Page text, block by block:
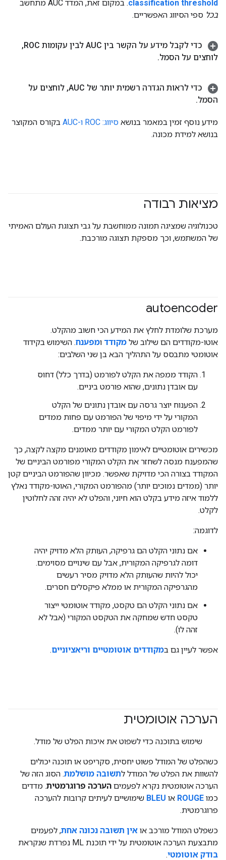
classification threshold. במקום זאת, המדד AUC מתחשב
בכל ספי הסיווג האפשריים.
כדי לקבל מידע על הקשר בין AUC לבין עקומות ROC
,
לוחצים על הסמל.
כדי לראות הגדרה רשמית יותר של AUC , לוחצים על
הסמל.
מידע נוסף זמין במאמר בנושא סיווג: ROC ו-AUC
בקורס המקוצר
בנושא למידת מכונה.
מציאות רבודה
טכנולוגיה שמציגה תמונה ממוחשבת על גבי תצוגת העולם האמיתי
של המשתמש, וכך מספקת תצוגה מורכבת.
autoencoder
מערכת שלומדת לחלץ את המידע הכי חשוב מהקלט.
אוטו-מקודדים הם שילוב של מקודד ומפענח. השימוש בקידוד
אוטומטי מתבסס על התהליך הבא בן שני השלבים:
הקודד ממפה את הקלט לפורמט (בדרך כלל) דחוס
עם אובדן נתונים, שהוא פורמט ביניים.
הפענוח יוצר גרסה עם אובדן נתונים של הקלט
המקורי על ידי מיפוי של הפורמט עם פחות ממדים
לפורמט הקלט המקורי עם יותר ממדים.
מכשירים אוטומטיים לאימון מקודדים מאומנים מקצה לקצה, כך
שהמפענח מנסה לשחזר את הקלט המקורי מפורמט הביניים של
המקודד בצורה הכי מדויקת שאפשר. מכיוון שהפורמט הביניים קטן
יותר (ממדים נמוכים יותר) מהפורמט המקורי, האוטו-מקודד נאלץ
ללמוד איזה מידע בקלט הוא חיוני, והפלט לא יהיה זהה לחלוטין
לקלט.
לדוגמה:
אם נתוני הקלט הם גרפיקה, העותק הלא מדויק יהיה
דומה לגרפיקה המקורית, אבל עם שינויים מסוימים.
יכול להיות שהעותק הלא מדויק מסיר רעשים
מהגרפיקה המקורית או ממלא פיקסלים חסרים.
אם נתוני הקלט הם טקסט, מקודד אוטומטי ייצור
טקסט חדש שמחקה את הטקסט המקורי (אבל לא
זהה לו).
אפשר לעיין גם במקודדים אוטומטיים וריאציוניים.
הערכה אוטומטית
#generativeAI
שימוש בתוכנה כדי לשפוט את איכות הפלט של מודל.
כשהפלט של המודל פשוט יחסית, סקריפט או תוכנה יכולים
להשוות את הפלט של המודל לתשובה מושלמת. הסוג הזה של
הערכה אוטומטית נקרא לפעמים הערכה פרוגרמטית. מדדים
כמו ROUGE או BLEU שימושיים לעיתים קרובות להערכה
פרוגרמטית.
כשפלט המודל מורכב או אין תשובה נכונה אחת, לפעמים
מתבצעת הערכה אוטומטית על ידי תוכנת ML נפרדת שנקראת
בודק אוטומטי.